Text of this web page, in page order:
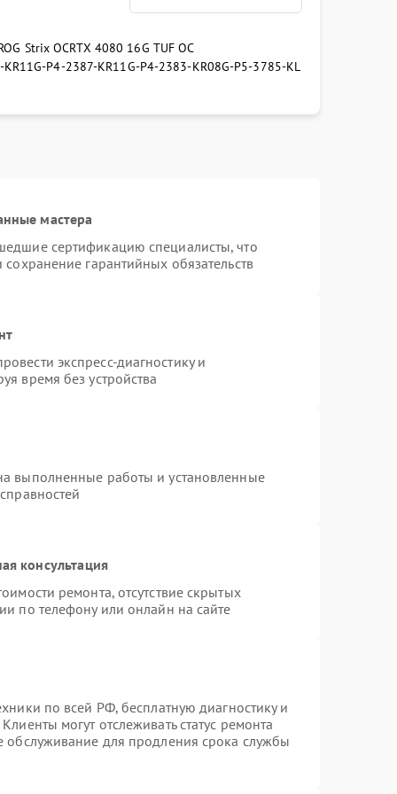
Strix OCRTX 4080 16G TUF OC
11G-P4-2387-KR11G-P4-2383-KR08G-P5-3785-KL
мастера
сертификацию специалисты, что
гарантийных обязательств
экспресс-диагностику и
время без устройства
выполненные работы и установленные
консультация
ремонта, отсутствие скрытых
по телефону или онлайн на сайте
по всей РФ, бесплатную диагностику и
могут отслеживать статус ремонта
обслуживание для продления срока службы